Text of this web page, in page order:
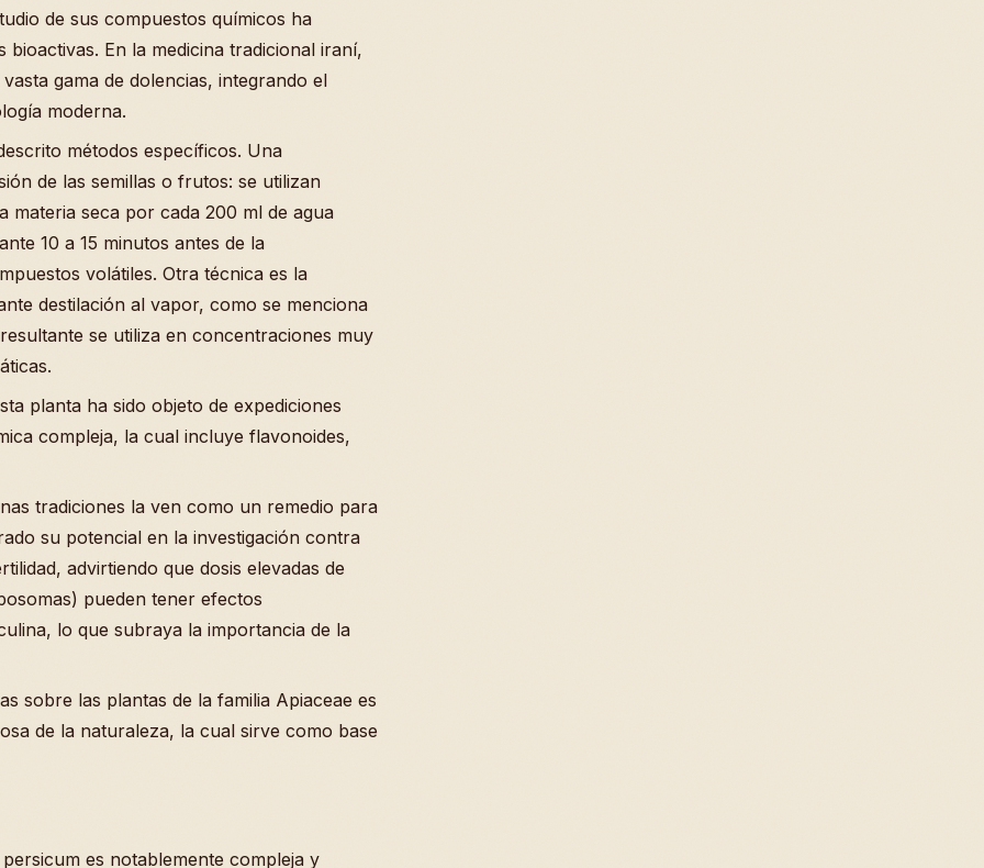
de sus compuestos químicos ha
En la medicina tradicional iraní,
gama de dolencias, integrando el
moderna.
métodos específicos. Una
de las semillas o frutos: se utilizan
materia seca por cada 200 ml de agua
10 a 15 minutos antes de la
volátiles. Otra técnica es la
destilación al vapor, como se menciona
se utiliza en concentraciones muy
planta ha sido objeto de expediciones
compleja, la cual incluye flavonoides,
tradiciones la ven como un remedio para
su potencial en la investigación contra
advirtiendo que dosis elevadas de
pueden tener efectos
lo que subraya la importancia de la
sobre las plantas de la familia Apiaceae es
de la naturaleza, la cual sirve como base
es notablemente compleja y